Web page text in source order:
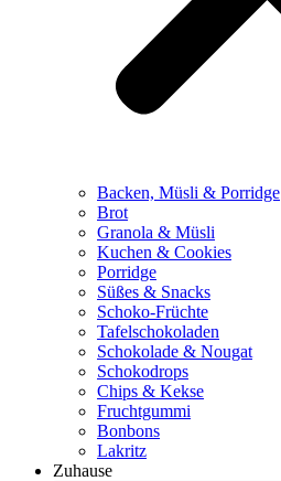
Backen, Müsli & Porridge
Brot
Granola & Müsli
Kuchen & Cookies
Porridge
Süßes & Snacks
Schoko-Früchte
Tafelschokoladen
Schokolade & Nougat
Schokodrops
Chips & Kekse
Fruchtgummi
Bonbons
Lakritz
Zuhause